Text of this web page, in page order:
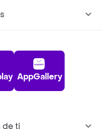
AppGallery
de ti